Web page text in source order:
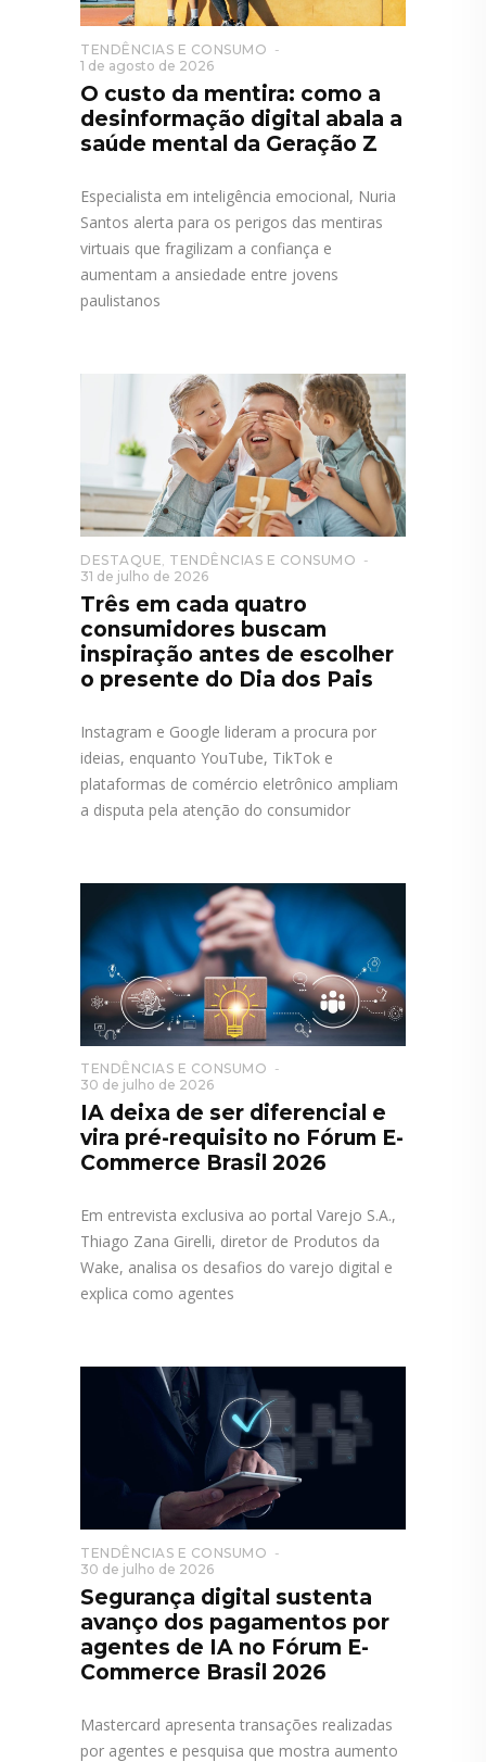
TENDÊNCIAS E CONSUMO
1 de agosto de 2026
O custo da mentira: como a
desinformação digital abala a
saúde mental da Geração Z
Especialista em inteligência emocional, Nuria
Santos alerta para os perigos das mentiras
virtuais que fragilizam a confiança e
aumentam a ansiedade entre jovens
paulistanos
DESTAQUE TENDÊNCIAS E CONSUMO
31 de julho de 2026
Três em cada quatro
consumidores buscam
inspiração antes de escolher
o presente do Dia dos Pais
Instagram e Google lideram a procura por
ideias, enquanto YouTube, TikTok e
plataformas de comércio eletrônico ampliam
a disputa pela atenção do consumidor
TENDÊNCIAS E CONSUMO
30 de julho de 2026
IA deixa de ser diferencial e
vira pré-requisito no Fórum E-
Commerce Brasil 2026
Em entrevista exclusiva ao portal Varejo S.A.,
Thiago Zana Girelli, diretor de Produtos da
Wake, analisa os desafios do varejo digital e
explica como agentes
TENDÊNCIAS E CONSUMO
30 de julho de 2026
Segurança digital sustenta
avanço dos pagamentos por
agentes de IA no Fórum E-
Commerce Brasil 2026
Mastercard apresenta transações realizadas
por agentes e pesquisa que mostra aumento